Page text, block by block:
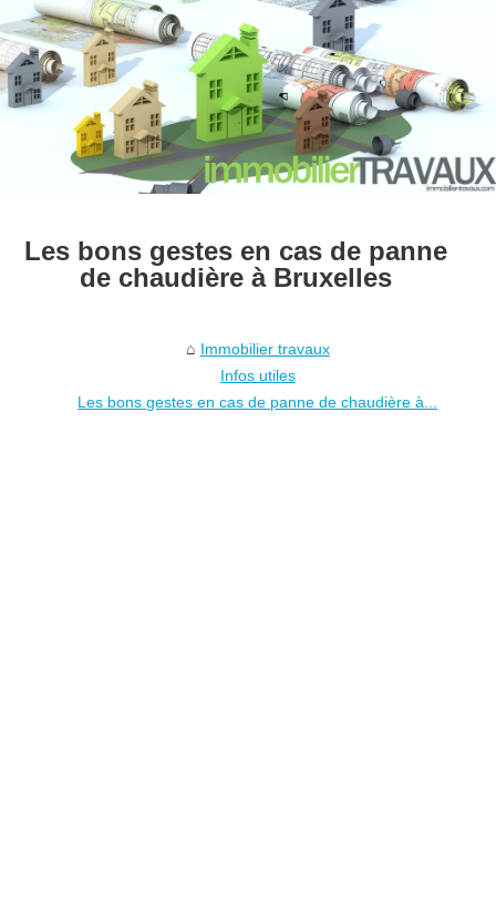
Les bons gestes en cas de panne
de chaudière à Bruxelles
Immobilier travaux
Infos utiles
Les bons gestes en cas de panne de chaudière à...